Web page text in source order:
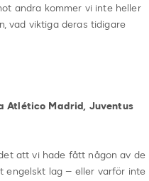
andra kommer vi inte heller
vad viktiga deras tidigare
Atlético Madrid, Juventus
att vi hade fått någon av de
engelskt lag – eller varför inte